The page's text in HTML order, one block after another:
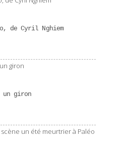
de Cyril Nghiem
un giron